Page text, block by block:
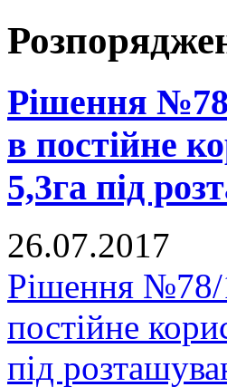
Рішення
в постійне
5,3га під
26.07.2017
Рішення №78/
постійне
під